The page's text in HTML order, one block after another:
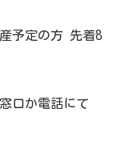
予定の方 先着8
口か電話にて